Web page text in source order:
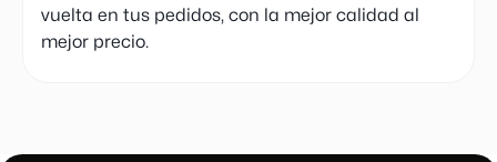
vuelta en tus pedidos, con la mejor calidad al
mejor precio.